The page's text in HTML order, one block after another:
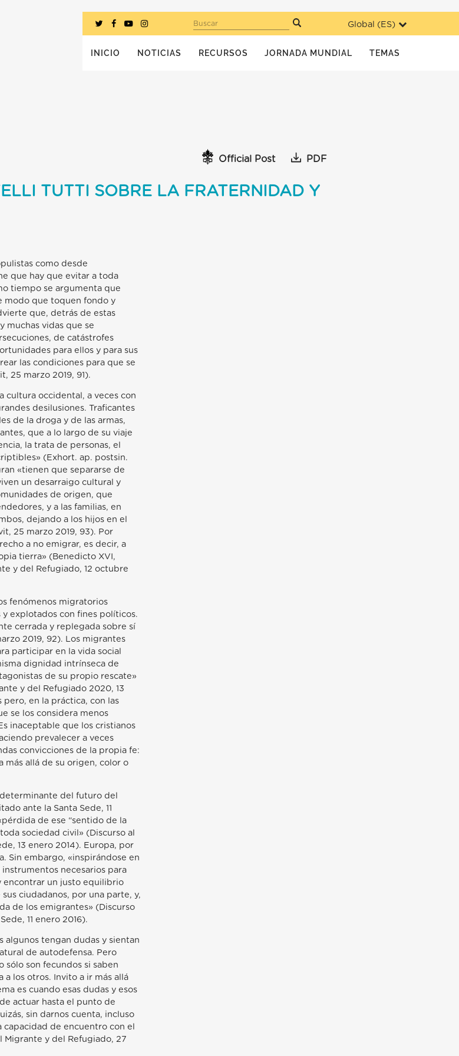
Global (ES)
Buscar
INICIO NOTICIAS RECURSOS JORNADA MUNDIAL TEMAS
Official Post PDF
TUTTI SOBRE LA FRATERNIDAD Y
como desde
que hay que evitar a toda
tiempo se argumenta que
modo que toquen fondo y
que, detrás de estas
muchas vidas que se
de catástrofes
para ellos y para sus
las condiciones para que se
25 marzo 2019, 91).
cultura occidental, a veces con
desilusiones. Traficantes
de la droga y de las armas,
que a lo largo de su viaje
la trata de personas, el
(Exhort. ap. postsin.
«tienen que separarse de
un desarraigo cultural y
de origen, que
y a las familias, en
dejando a los hijos en el
25 marzo 2019, 93). Por
a no emigrar, es decir, a
tierra» (Benedicto XVI,
y del Refugiado, 12 octubre
fenómenos migratorios
explotados con fines políticos.
cerrada y replegada sobre sí
2019, 92). Los migrantes
participar en la vida social
dignidad intrínseca de
de su propio rescate»
y del Refugiado 2020, 13
pero, en la práctica, con las
se los considera menos
inaceptable que los cristianos
prevalecer a veces
convicciones de la propia fe:
más allá de su origen, color o
del futuro del
ante la Santa Sede, 11
de ese “sentido de la
sociedad civil» (Discurso al
13 enero 2014). Europa, por
Sin embargo, «inspirándose en
necesarios para
encontrar un justo equilibrio
ciudadanos, por una parte, y,
de los emigrantes» (Discurso
11 enero 2016).
algunos tengan dudas y sientan
de autodefensa. Pero
sólo son fecundos si saben
los otros. Invito a ir más allá
es cuando esas dudas y esos
actuar hasta el punto de
sin darnos cuenta, incluso
capacidad de encuentro con el
Migrante y del Refugiado, 27